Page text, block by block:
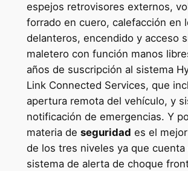
espejos retrovisores externos,
forrado en cuero, calefacción en
delanteros, encendido y acceso
maletero con función manos
años de suscripción al sistema
Link Connected Services, que
apertura remota del vehículo, y
notificación de emergencias. Y
materia de seguridad es el
de los tres niveles ya que cuenta
sistema de alerta de choque